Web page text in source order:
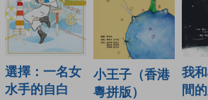
選擇：一名女
水手的自白
小王子（香港
粵拼版）
我
間